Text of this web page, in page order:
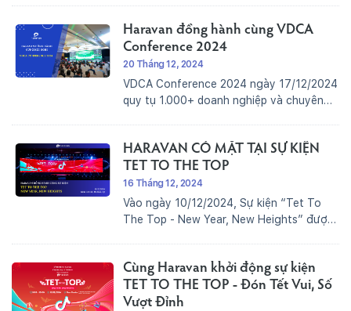
bán hàng, doanh nghiệp và nhà sáng tạo
nội dung tham dự. Sự kiện mang...
Haravan đồng hành cùng VDCA
Conference 2024
20 Tháng 12, 2024
VDCA Conference 2024 ngày 17/12/2024
quy tụ 1.000+ doanh nghiệp và chuyên
vững.12 phiên thảo luận chuyên sâu và
hơn 40 gian hàng...
HARAVAN CÓ MẶT TẠI SỰ KIỆN
TET TO THE TOP
16 Tháng 12, 2024
Vào ngày 10/12/2024, Sự kiện “Tet To
The Top - New Year, New Heights” được
Nhà bán hàng, nhà sáng tạo...
Cùng Haravan khởi động sự kiện
TET TO THE TOP - Đón Tết Vui, Số
Vượt Đỉnh